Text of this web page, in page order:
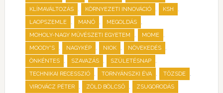
KLÍMAVÁLTOZÁS , KÖRNYEZETI INNOVÁCIÓ , KSH ,
LAOPSZEMLE , MANÓ , MEGOLDÁS ,
MOHOLY-NAGY MŰVÉSZETI EGYETEM , MOME ,
MOODY'S , NAGYKÉP , NIOK , NÖVEKEDÉS ,
ÖNKÉNTES , SZAVAZÁS , SZÜLETÉSNAP ,
TECHNIKAI RECESSZIÓ , TORNYÁNSZKI ÉVA , TŐZSDE ,
VIROVÁCZ PÉTER , ZÖLD BÖLCSŐ , ZSUGORODÁS